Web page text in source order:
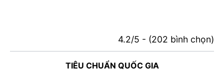
4.2/5 - (202 bình chọn)
TIÊU CHUẨN QUỐC GIA